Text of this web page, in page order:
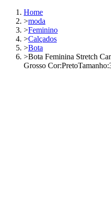
Home
>moda
>Feminino
>Calçados
>Bota
>Bota Feminina Stretch
Grosso